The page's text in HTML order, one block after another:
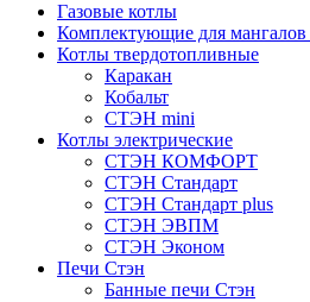
Газовые котлы
Комплектующие для мангалов
Котлы твердотопливные
Каракан
Кобальт
СТЭН mini
Котлы электрические
СТЭН КОМФОРТ
СТЭН Стандарт
СТЭН Стандарт plus
СТЭН ЭВПМ
СТЭН Эконом
Печи Стэн
Банные печи Стэн